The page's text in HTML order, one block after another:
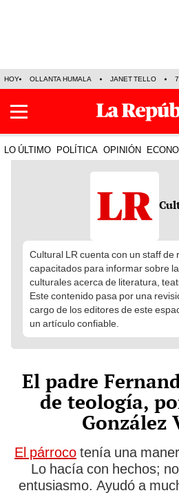
HOY OLLANTA HUMALA JANET TELLO
LO ÚLTIMO POLÍTICA OPINIÓN
Cultural LR cuenta con un staff de
capacitados para informar sobre
culturales acerca de literatura,
Este contenido pasa por una
cargo de los editores de este
un artículo confiable.
El padre
de teología,
González
El párroco tenía una
Lo hacía con hechos;
entusiasmo. Ayudó a